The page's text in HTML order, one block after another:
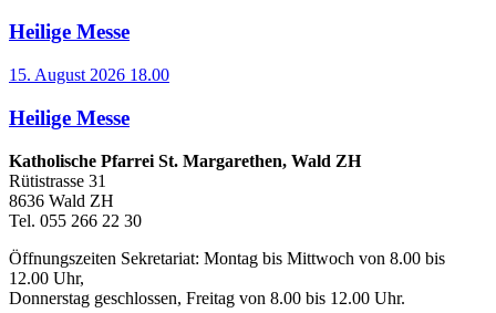
Heilige Messe
15. August 2026 18.00
Heilige Messe
Katholische Pfarrei St. Margarethen, Wald ZH
Rütistrasse 31
8636 Wald ZH
Tel. 055 266 22 30
Öffnungszeiten Sekretariat: Montag bis Mittwoch von 8.00 bis
12.00 Uhr,
Donnerstag geschlossen, Freitag von 8.00 bis 12.00 Uhr.